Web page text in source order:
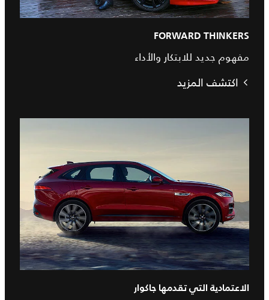
FORWARD THINKERS
مفهوم جديد للابتكار والأداء
اكتشف المزيد
الاعتمادية التي تقدمها جاكوار